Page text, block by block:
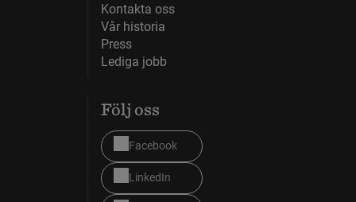
Kontakta oss
Vår historia
Press
Lediga jobb
Följ oss
Facebook
LinkedIn